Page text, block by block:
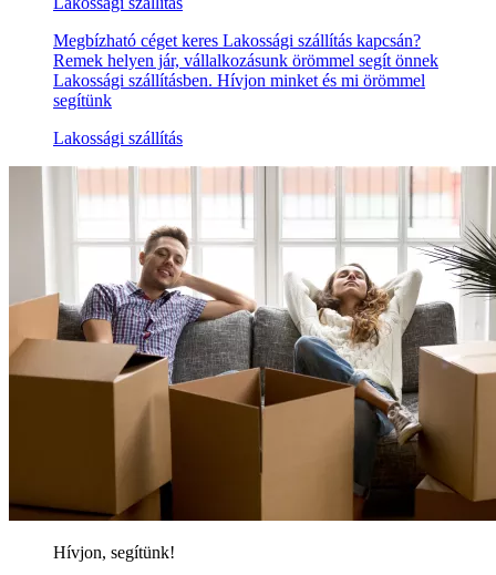
Megbízható céget keres Lakossági szállítás kapcsán?
Remek helyen jár, vállalkozásunk örömmel segít önnek
Lakossági szállításben. Hívjon minket és mi örömmel
segítünk
Lakossági szállítás
Hívjon, segítünk!